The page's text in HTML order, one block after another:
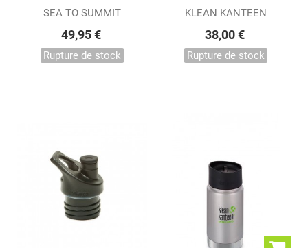
Tarp Poncho
SEA TO SUMMIT
49,95 €
Rupture de stock
27OZ REFLECT...
KLEAN KANTEEN
38,00 €
Rupture de stock